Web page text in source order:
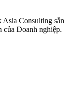
Consulting sẵn
của Doanh nghiệp.